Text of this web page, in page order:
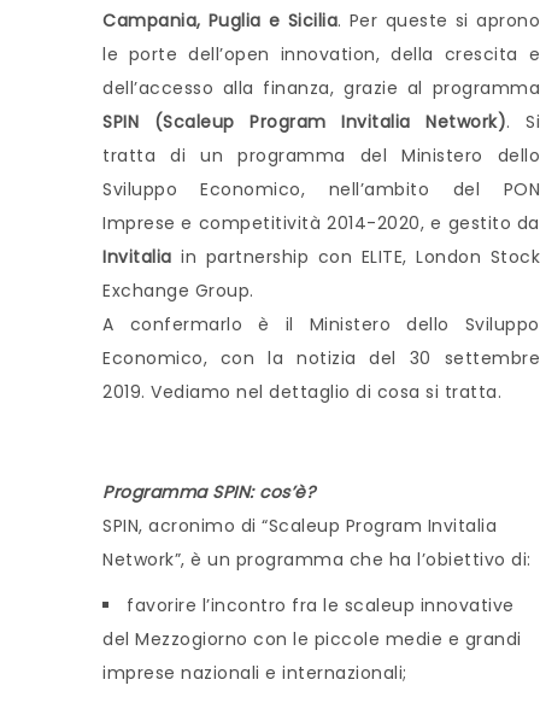
Campania, Puglia e Sicilia. Per queste si aprono
le porte dell’open innovation, della crescita e
dell’accesso alla finanza, grazie al programma
SPIN (Scaleup Program Invitalia Network). Si
tratta di un programma del Ministero dello
Sviluppo Economico, nell’ambito del PON
Imprese e competitività 2014-2020, e gestito da
Invitalia in partnership con ELITE, London Stock
Exchange Group.
A confermarlo è il Ministero dello Sviluppo
Economico, con la notizia del 30 settembre
2019. Vediamo nel dettaglio di cosa si tratta.
Programma SPIN: cos’è?
SPIN, acronimo di “Scaleup Program Invitalia
Network”, è un programma che ha l’obiettivo di:
favorire l’incontro fra le scaleup innovative
del Mezzogiorno con le piccole medie e grandi
imprese nazionali e internazionali;